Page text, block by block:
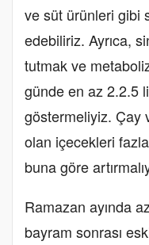
ve süt ürünleri gibi
edebiliriz. Ayrıca,
tutmak ve
günde en az 2.2.5
göstermeliyiz. Çay
olan içecekleri fazla
buna göre
Ramazan ayında
bayram sonrası